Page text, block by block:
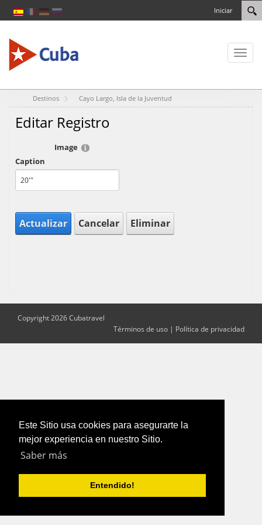
Este Sitio usa cookies para asegurarte la
mejor experiencia en nuestro Sitio.
Saber más
Entendido!
Iniciar
Toggle
Destinos Cayo Largo, Isla de la Juventud
Editar Registro
Image
Caption
Actualizar Cancelar Eliminar
Copyright 2026 Cubatravel
Términos de uso | Política de privacidad